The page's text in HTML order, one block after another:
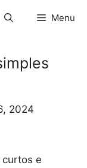
Menu
2024
curtos e